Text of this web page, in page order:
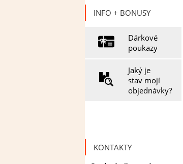
INFO + BONUSY
Dárkové
poukazy
Jaký je
stav mojí
objednávky?
KONTAKTY